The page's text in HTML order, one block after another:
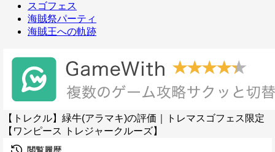
スゴフェス
海賊祭パーティ
海賊王への軌跡
【トレクル】緑牛(アラマキ)の評価｜トレマスゴフェス限定
【ワンピース トレジャークルーズ】